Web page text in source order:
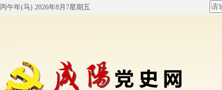
丙午年(马) 2026年8月7星期五